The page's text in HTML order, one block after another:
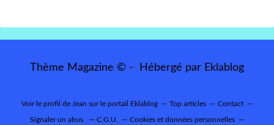
Thème Magazine © - Hébergé par Eklablog
Voir le profil de Jean sur le portail Eklablog Top articles Contact
Signaler un abus C.G.U. Cookies et données personnelles